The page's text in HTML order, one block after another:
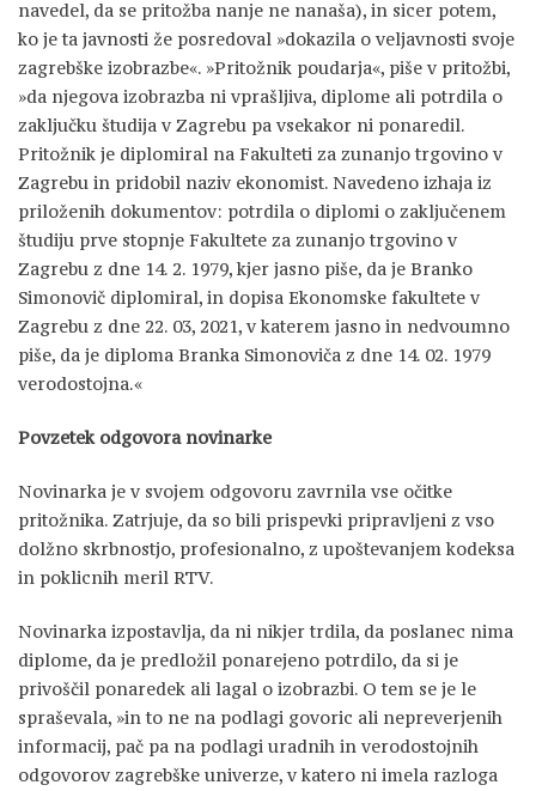
navedel, da se pritožba nanje ne nanaša), in sicer potem,
ko je ta javnosti že posredoval »dokazila o veljavnosti svoje
zagrebške izobrazbe«. »Pritožnik poudarja«, piše v pritožbi,
»da njegova izobrazba ni vprašljiva, diplome ali potrdila o
zaključku študija v Zagrebu pa vsekakor ni ponaredil.
Pritožnik je diplomiral na Fakulteti za zunanjo trgovino v
Zagrebu in pridobil naziv ekonomist. Navedeno izhaja iz
priloženih dokumentov: potrdila o diplomi o zaključenem
študiju prve stopnje Fakultete za zunanjo trgovino v
Zagrebu z dne 14. 2. 1979, kjer jasno piše, da je Branko
Simonovič diplomiral, in dopisa Ekonomske fakultete v
Zagrebu z dne 22. 03, 2021, v katerem jasno in nedvoumno
piše, da je diploma Branka Simonoviča z dne 14. 02. 1979
verodostojna.«
Povzetek odgovora novinarke
Novinarka je v svojem odgovoru zavrnila vse očitke
pritožnika. Zatrjuje, da so bili prispevki pripravljeni z vso
dolžno skrbnostjo, profesionalno, z upoštevanjem kodeksa
in poklicnih meril RTV.
Novinarka izpostavlja, da ni nikjer trdila, da poslanec nima
diplome, da je predložil ponarejeno potrdilo, da si je
privoščil ponaredek ali lagal o izobrazbi. O tem se je le
spraševala, »in to ne na podlagi govoric ali nepreverjenih
informacij, pač pa na podlagi uradnih in verodostojnih
odgovorov zagrebške univerze, v katero ni imela razloga